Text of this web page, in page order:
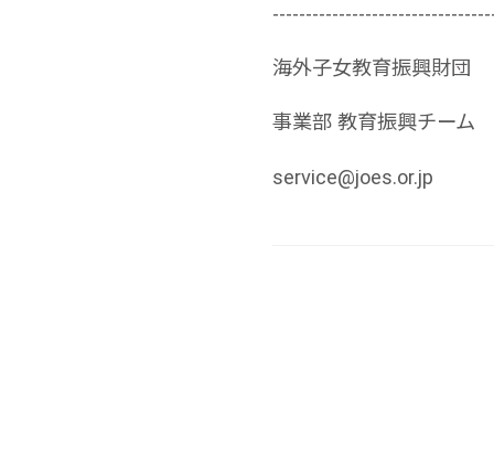
海外子女教育振興財団
事業部 教育振興チーム
service@joes.or.jp